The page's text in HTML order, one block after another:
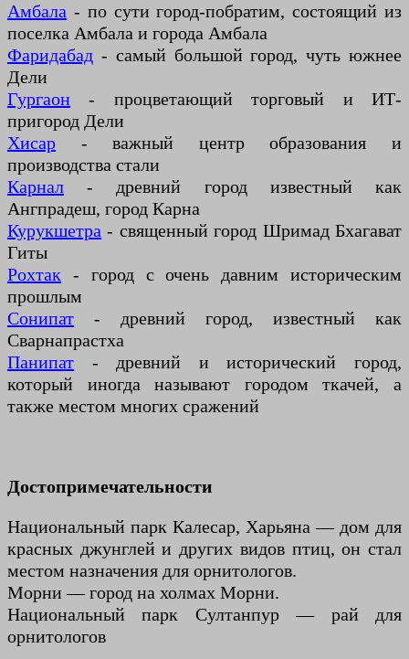
Амбала - по сути город-побратим, состоящий из
поселка Амбала и города Амбала
Фаридабад - самый большой город, чуть южнее
Дели
Гургаон - процветающий торговый и ИТ-
пригород Дели
Хисар - важный центр образования и
производства стали
Карнал - древний город известный как
Ангпрадеш, город Карна
Курукшетра - священный город Шримад Бхагават
Гиты
Рохтак - город с очень давним историческим
прошлым
Сонипат - древний город, известный как
Сварнапрастха
Панипат - древний и исторический город,
который иногда называют городом ткачей, а
также местом многих сражений
Достопримечательности
Национальный парк Калесар, Харьяна — дом для
красных джунглей и других видов птиц, он стал
местом назначения для орнитологов.
Морни — город на холмах Морни.
Национальный парк Султанпур — рай для
орнитологов